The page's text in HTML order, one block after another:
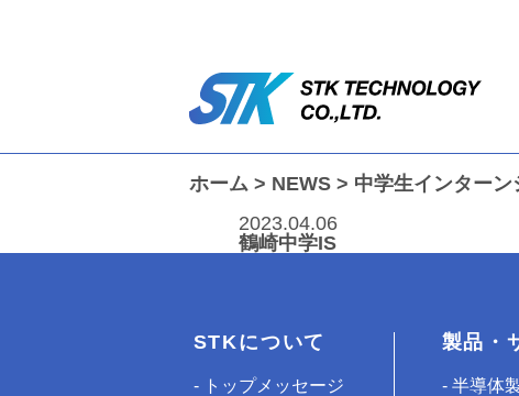
ホーム > NEWS > 中学生インター
2023.04.06
鶴崎中学IS
STKについて
トップメッセージ
製品・
半導体